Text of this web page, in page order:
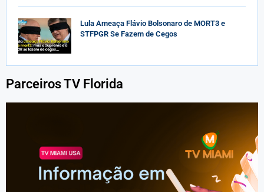
Lula Ameaça Flávio Bolsonaro de MORT3 e
STFPGR Se Fazem de Cegos
Parceiros TV Florida